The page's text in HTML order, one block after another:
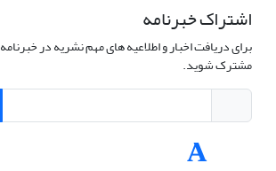
اشتراک خبرنامه
برای دریافت اخبار و اطلاعیه های مهم نشریه در
مشترک شوید.